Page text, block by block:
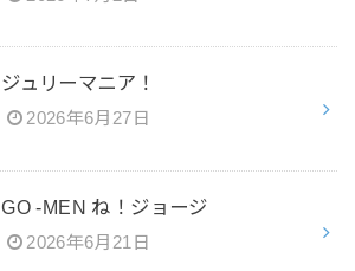
ジュリーマニア！
2026年6月27日
GO -MEN ね！ジョージ
2026年6月21日